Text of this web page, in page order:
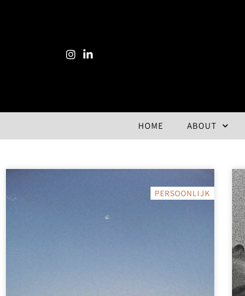
HOME ABOUT
PERSOONLIJK